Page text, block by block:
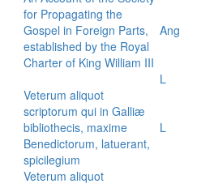
for Propagating the
Gospel in Foreign Parts,
established by the Royal
Charter of King William III
Ang
L
Veterum aliquot
scriptorum qui in Galliæ
bibliothecis, maxime
Benedictorum, latuerant,
spicilegium
L
Veterum aliquot